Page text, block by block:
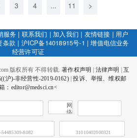
3 4 ... 11 >
服务 | 联系我们 | 加入我们 | 友情链接 | 用户
条款 | 沪ICP备14018915号-1 |增值电信业务
经营许可证
版权所有 不得转载.著作权声明 法律声明
互
沪)-非经营性-2019-0162)|投诉、举报、维权邮
：editor@medsci.cn<
网
络
54485309-8082 31010402000321